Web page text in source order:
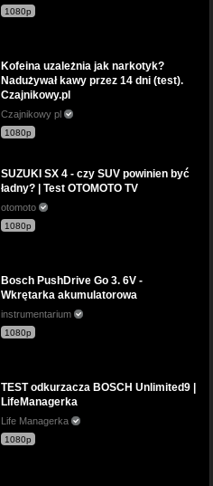
1080p
Kofeina uzależnia jak narkotyk?
Nadużywał kawy przez 14 dni (test).
Czajnikowy.pl
Czajnikowy pl
1080p
SUZUKI SX 4 - czy SUV powinien być
ładny? | Test OTOMOTO TV
otomoto
1080p
Bosch PushDrive Go 3. 6V -
Wkrętarka akumulatorowa
instrumentarium
1080p
TEST odkurzacza BOSCH Unlimited9 |
LifeManagerka
Life Managerka
1080p